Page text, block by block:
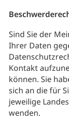
Sind Sie der
Ihrer Daten
Kontakt
können. Sie
sich an die für
jeweilige
wenden.